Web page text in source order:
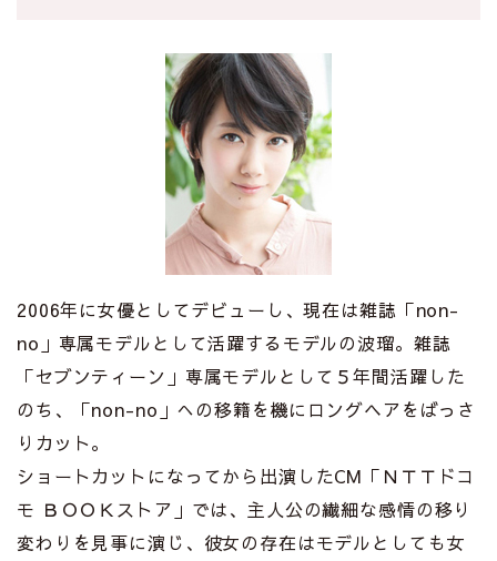
2006年に女優としてデビューし、現在は雑誌「non-
no」専属モデルとして活躍するモデルの波瑠。雑誌
「セブンティーン」専属モデルとして５年間活躍した
のち、「non-no」への移籍を機にロングヘアをばっさ
りカット。
ショートカットになってから出演したCM「ＮＴＴドコ
モ ＢＯＯＫストア」では、主人公の繊細な感情の移り
変わりを見事に演じ、彼女の存在はモデルとしても女